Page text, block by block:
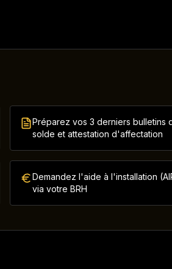
Préparez vos 3 derniers bulletins
solde et attestation d'affectation
Demandez l'aide à l'installation
via votre BRH